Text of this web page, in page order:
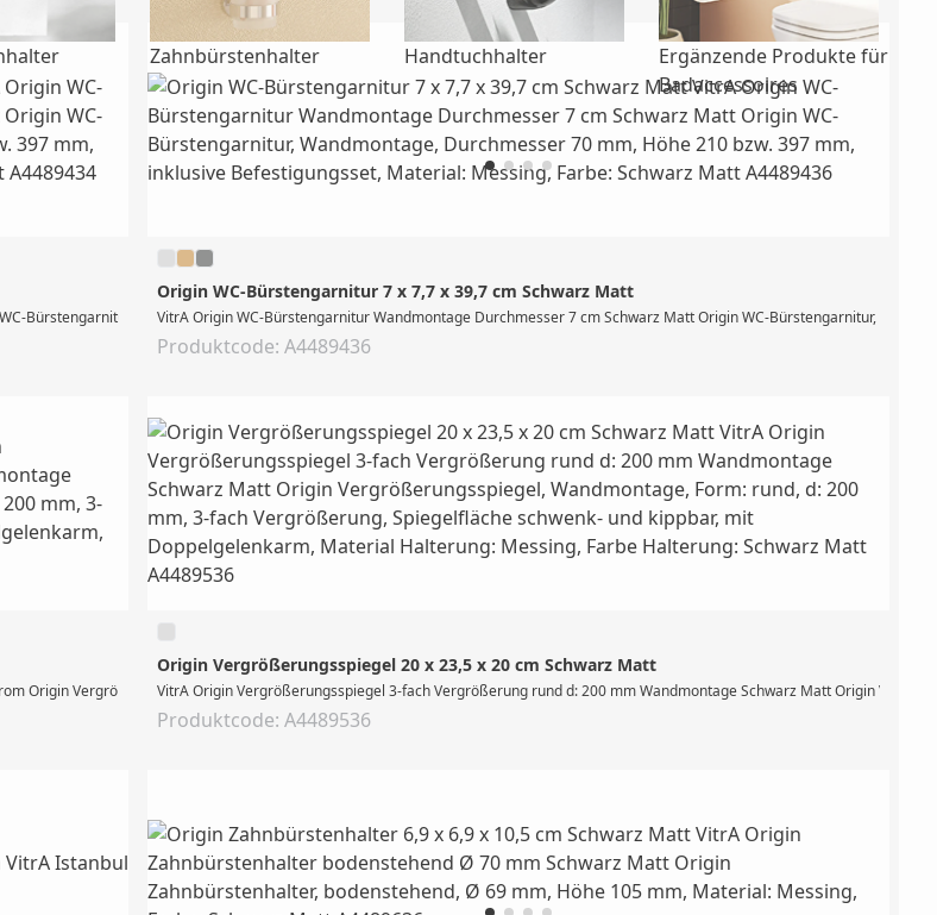
Zahnbürstenhalter Handtuchhalter
Ergänzende Produkte für
Badaccessoires
Bürstengarnitur, Wandmontage, Durchmesser 70 mm, Höhe 210 bzw. 397 mm, inklusive Befestigungsset, Material: Messing, Farbe:
Origin WC-Bürstengarnitur 7 x 7,7 x 39,7 cm Schwarz Matt
VitrA Origin WC-Bürstengarnitur Wandmontage Durchmesser 7 cm Schwarz Matt Origin WC-Bürstengarnitur,
Produktcode: A4489436
Origin Vergrößerungsspiegel, Wandmontage, Form: rund, d: 200 mm, 3-fach Vergrößerung, Spiegelfläche schwenk- und kippbar, mit
Origin Vergrößerungsspiegel 20 x 23,5 x 20 cm Schwarz Matt
VitrA Origin Vergrößerungsspiegel 3-fach Vergrößerung rund d: 200 mm Wandmontage Schwarz Matt Origin
Produktcode: A4489536